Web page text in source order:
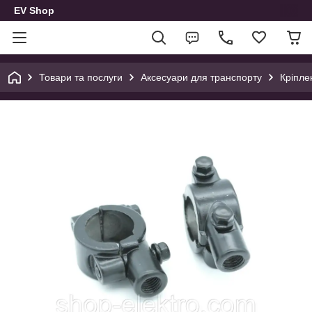
EV Shop
Товари та послуги Аксесуари для транспорту